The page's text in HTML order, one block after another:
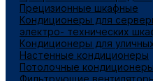
Прецизионные шкафные
Кондиционеры для
электро- технических
Кондиционеры для
Настенные кондиционеры
Потолочные кондиционеры
Фильтрующие